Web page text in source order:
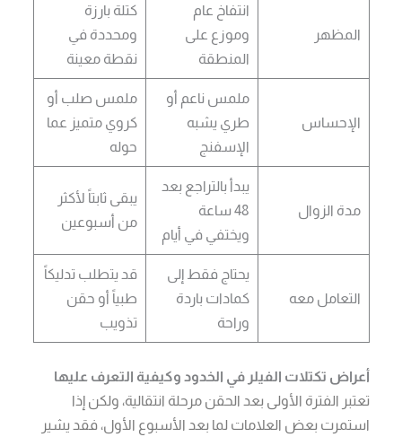
المظهر
انتفاخ عام
وموزع على
المنطقة
كتلة بارزة
ومحددة في
نقطة معينة
الإحساس
ملمس ناعم أو
طري يشبه
الإسفنج
ملمس صلب أو
كروي متميز عما
حوله
مدة الزوال
يبدأ بالتراجع بعد
48 ساعة
ويختفي في أيام
يبقى ثابتاً لأكثر
من أسبوعين
التعامل معه
يحتاج فقط إلى
كمادات باردة
وراحة
قد يتطلب تدليكاً
طبياً أو حقن
تذويب
أعراض تكتلات الفيلر في الخدود وكيفية التعرف عليها
تعتبر الفترة الأولى بعد الحقن مرحلة انتقالية، ولكن إذا
استمرت بعض العلامات لما بعد الأسبوع الأول، فقد يشير